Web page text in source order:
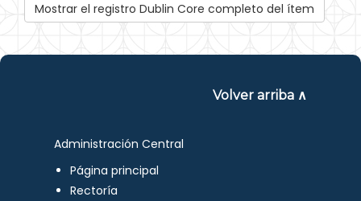
Mostrar el registro Dublin Core completo del ítem
Volver arriba ∧
Administración Central
Página principal
Rectoría